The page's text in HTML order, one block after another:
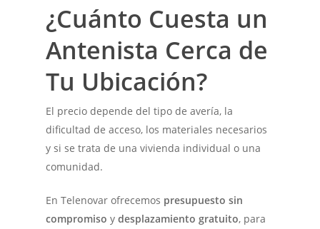
¿Cuánto Cuesta un
Antenista Cerca de
Tu Ubicación?
El precio depende del tipo de avería, la
dificultad de acceso, los materiales necesarios
y si se trata de una vivienda individual o una
comunidad.
En Telenovar ofrecemos presupuesto sin
compromiso ydesplazamiento gratuito, para